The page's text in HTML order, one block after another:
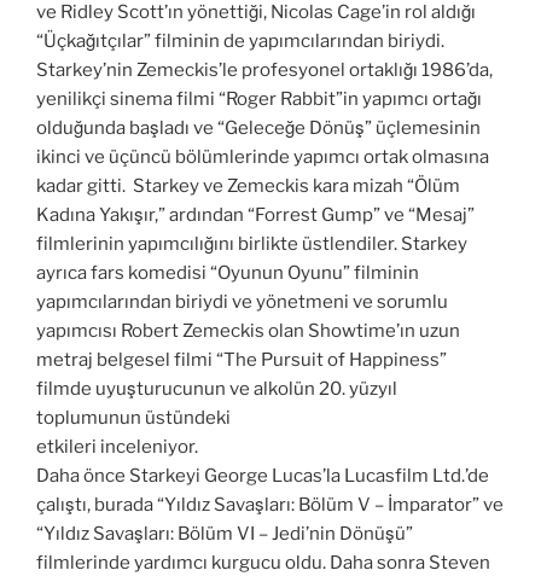
ve Ridley Scott’ın yönettiği, Nicolas Cage’in rol aldığı
“Üçkağıtçılar” filminin de yapımcılarından biriydi.
Starkey’nin Zemeckis’le profesyonel ortaklığı 1986’da,
yenilikçi sinema filmi “Roger Rabbit”in yapımcı ortağı
olduğunda başladı ve “Geleceğe Dönüş” üçlemesinin
ikinci ve üçüncü bölümlerinde yapımcı ortak olmasına
kadar gitti. Starkey ve Zemeckis kara mizah “Ölüm
Kadına Yakışır,” ardından “Forrest Gump” ve “Mesaj”
filmlerinin yapımcılığını birlikte üstlendiler. Starkey
ayrıca fars komedisi “Oyunun Oyunu” filminin
yapımcılarından biriydi ve yönetmeni ve sorumlu
yapımcısı Robert Zemeckis olan Showtime’ın uzun
metraj belgesel filmi “The Pursuit of Happiness”
filmde uyuşturucunun ve alkolün 20. yüzyıl
toplumunun üstündeki
etkileri inceleniyor.
Daha önce Starkeyi George Lucas’la Lucasfilm Ltd.’de
çalıştı, burada “Yıldız Savaşları: Bölüm V – İmparator” ve
“Yıldız Savaşları: Bölüm VI – Jedi’nin Dönüşü”
filmlerinde yardımcı kurgucu oldu. Daha sonra Steven